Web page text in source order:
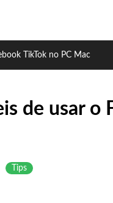
TikTok no PC Mac
de usar
Tips